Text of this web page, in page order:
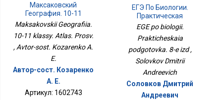
Максаковский
География. 10-11
Классы. Атлас. Просв.
Maksakovskii Geografiia.
10-11 klassy. Atlas. Prosv.
, Avtor-sost. Kozarenko A.
E.
Автор-сост. Козаренко
А. Е.
Артикул: 1602743
ЕГЭ По Биологии.
Практическая
Подготовка. 8-Е Изд
EGE po biologii.
Prakticheskaia
podgotovka. 8-e izd ,
Solovkov Dmitrii
Andreevich
Соловков Дмитрий
Андреевич